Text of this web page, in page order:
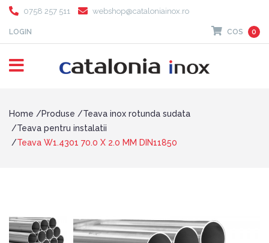
0758 257 511 webshop@cataloniainox.ro
LOGIN COS 0
Home Produse
Teava inox rotunda sudata
Teava pentru instalatii
Teava W1.4301 70.0 X 2.0 MM DIN11850